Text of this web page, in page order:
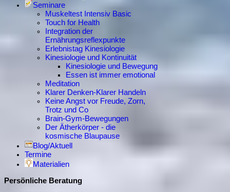
Seminare
Muskeltest Intensiv Basic
Touch for Health
Integration der
Ernährungsreflexpunkte
Erlebnistag Kinesiologie
Kinesiologie und Kontinuität
Kinesiologie und Bewegung
Essen ist immer emotional
Meditation
Klarer Denken-Klarer Handeln
Keine Angst vor Freude, Zorn,
Trotz und Co
Brain-Gym-Bewegungen
Der Ätherkörper - die
kosmische Blaupause
Blog/Aktuell
Termine
Materialien
Persönliche Beratung